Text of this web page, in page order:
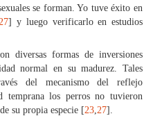
se forman. Yo tuve éxito en
] y luego verificarlo en estudios
diversas formas de inversiones
normal en su madurez. Tales
del mecanismo del reflejo
temprana los perros no tuvieron
su propia especie [23,27].